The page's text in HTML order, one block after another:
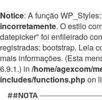
Notice: A função
incorretamente. O estilo
datepicker" foi enfileirado
registradas: bootstrap. Leia
mais informações. (Esta
6.9.1.) in /home/agexcom/
includes/functions.phpon
##NOTA